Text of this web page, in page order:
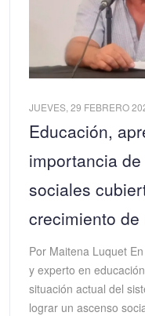
JUEVES, 29 FEBRERO
Educación,
importancia
sociales
crecimiento
Por Maitena Luquet
y experto en
situación actual del
lograr un ascenso